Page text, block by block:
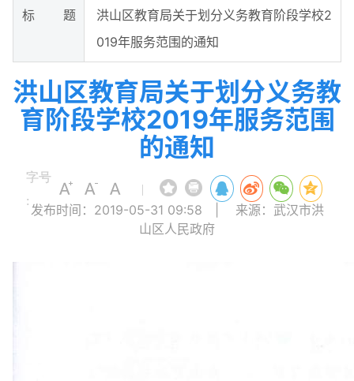
标 题
洪山区教育局关于划分义务教育阶段学校2
019年服务范围的通知
洪山区教育局关于划分义务教
育阶段学校2019年服务范围
的通知
字号
:
|
发布时间：2019-05-31 09:58
来源：武汉市洪
山区人民政府